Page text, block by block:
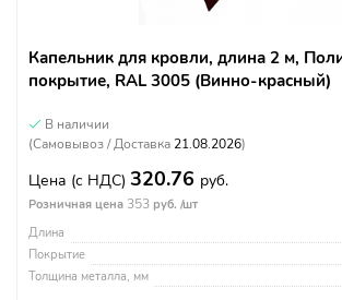
Капельник для кровли, длина 2 м,
покрытие, RAL 3005 (Винно-красный)
В наличии
(Самовывоз / Доставка 21.08.2026)
Цена (с НДС) 320.76 руб.
Розничная цена 353 руб. /шт
Длина
Покрытие
Толщина металла, мм